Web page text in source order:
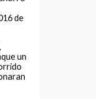
de
un